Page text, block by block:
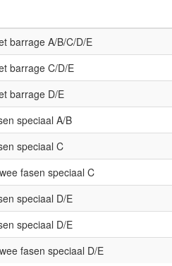
barrage A/B/C/D/E
barrage C/D/E
barrage D/E
speciaal A/B
speciaal C
fasen speciaal C
speciaal D/E
speciaal D/E
fasen speciaal D/E